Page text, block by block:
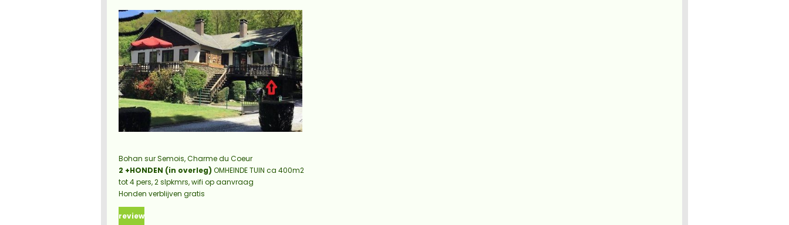
Bohan sur Semois, Charme du Coeur
2 +HONDEN (in overleg) OMHEINDE TUIN ca 400m2
tot 4 pers, 2 slpkmrs,wifi op aanvraag
Honden verblijven gratis
review